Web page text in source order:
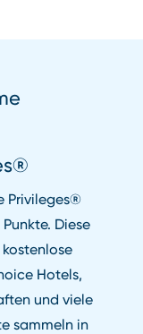
Privileges®
Diese
Hotels,
und viele
sammeln in